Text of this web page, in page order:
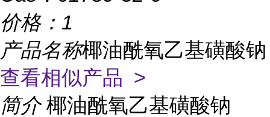
价格： 1
产品名称椰油酰氧乙基磺酸钠
查看相似产品 >
简介 椰油酰氧乙基磺酸钠